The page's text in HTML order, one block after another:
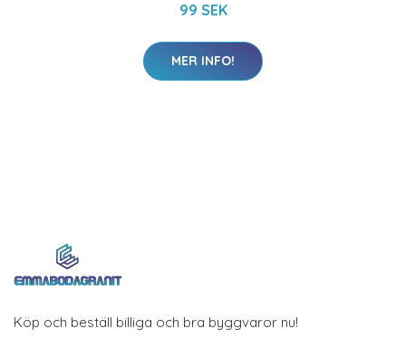
99 SEK
MER INFO!
Köp och beställ billiga och bra byggvaror nu!